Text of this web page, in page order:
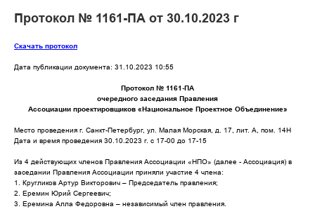
Протокол № 1161-ПА от 30.10.2023 г
Скачать протокол
Дата публикации документа: 31.10.2023 10:55
Протокол № 1161-ПА
очередного заседания Правления
Ассоциации проектировщиков «Национальное Проектное Объединение»
Место проведения г. Санкт-Петербург, ул. Малая Морская, д. 17, лит. А, пом. 14Н
Дата и время проведения 30.10.2023 г. с 17-00 до 17-15
Из 4 действующих членов Правления Ассоциации «НПО» (далее - Ассоциация) в
заседании Правления Ассоциации приняли участие 4 члена:
1. Кругликов Артур Викторович – Председатель правления;
2. Еремин Юрий Сергеевич;
3. Еремина Алла Федоровна – независимый член правления.